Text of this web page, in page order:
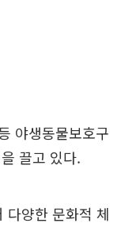
야생동물보호구
끌고 있다.
다양한 문화적 체